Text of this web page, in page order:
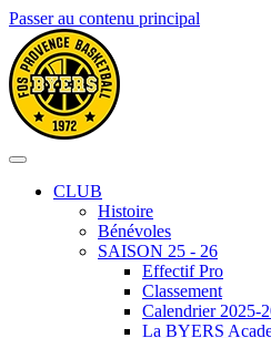
Passer au contenu principal
CLUB
Histoire
Bénévoles
SAISON 25 - 26
Effectif Pro
Classement
Calendrier 2025-
La BYERS